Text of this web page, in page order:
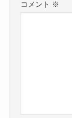
コメント ※